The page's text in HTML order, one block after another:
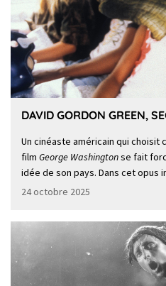
DAVID GORDON GREEN,
Un cinéaste américain qui
film George Washingtonse fait
idée de son pays. Dans cet opus
24 octobre 2025